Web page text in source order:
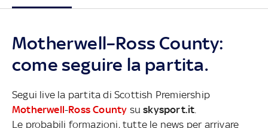
Motherwell–Ross County:
come seguire la partita.
Segui live la partita di Scottish Premiership
Motherwell-Ross County suskysport.it
Le probabili formazioni, tutte le news per arrivare